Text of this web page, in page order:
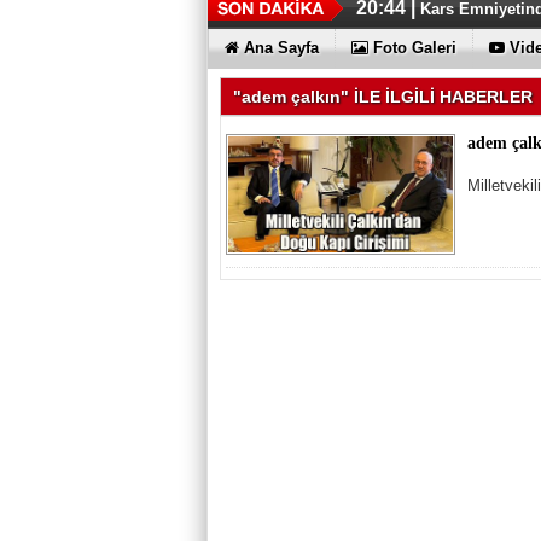
20:44 | Kars
20:37 | Milletvekili
Ana Sayfa Foto Galeri
"adem çalkın" İLE İLGİLİ HABERLER
adem